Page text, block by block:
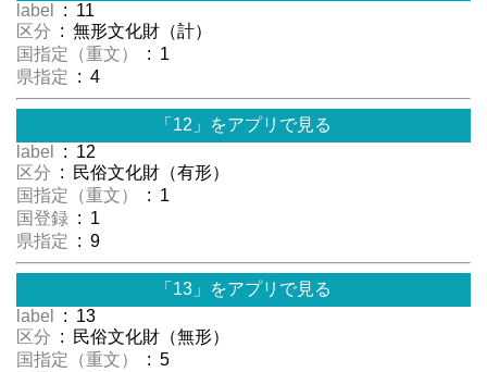
label
: 11
区分 : 無形文化財（計）
国指定（重文）
: 1
県指定 : 4
「12」をアプリで見る
label
: 12
区分 : 民俗文化財（有形）
国指定（重文）
: 1
国登録 : 1
県指定 : 9
「13」をアプリで見る
label
: 13
区分 : 民俗文化財（無形）
国指定（重文）
: 5